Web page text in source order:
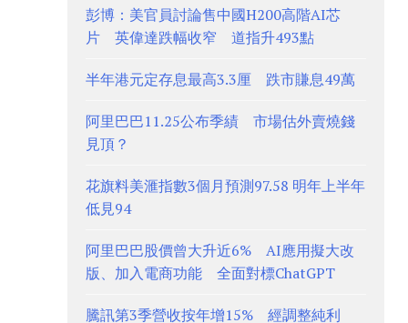
彭博：美官員討論售中國H200高階AI芯
片 英偉達跌幅收窄 道指升493點
半年港元定存息最高3.3厘 跌市賺息49萬
阿里巴巴11.25公布季績 市場估外賣燒錢
見頂？
花旗料美滙指數3個月預測97.58 明年上半年
低見94
阿里巴巴股價曾大升近6% AI應用擬大改
版、加入電商功能 全面對標ChatGPT
騰訊第3季營收按年增15% 經調整純利